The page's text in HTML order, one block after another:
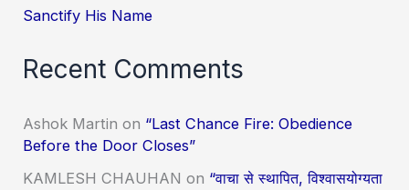
Sanctify His Name
Recent Comments
Ashok Martin on “Last Chance Fire: Obedience
Before the Door Closes”
KAMLESH CHAUHAN on “वाचा से स्थापित, विश्वासयोग्यता